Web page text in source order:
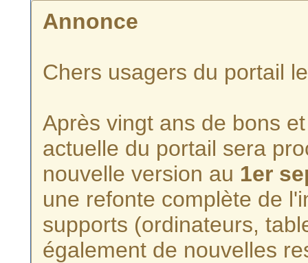
Annonce
Chers usagers du portail
Après vingt ans de bons
actuelle du portail sera
nouvelle version au 1er
une refonte complète de
supports (ordinateurs,
également de nouvelles